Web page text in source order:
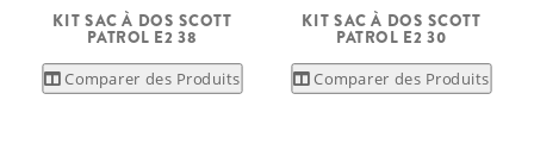
KIT SAC À DOS SCOTT
PATROL E2 38
Comparer des Produits
KIT SAC À DOS SCOTT
PATROL E2 30
Comparer des Produits